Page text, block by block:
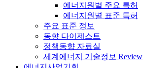
에너지원별 주요 특허
에너지원별 표준 특허
주요 표준 정보
동향 다이제스트
정책동향 자료실
세계에너지 기술정보 Review